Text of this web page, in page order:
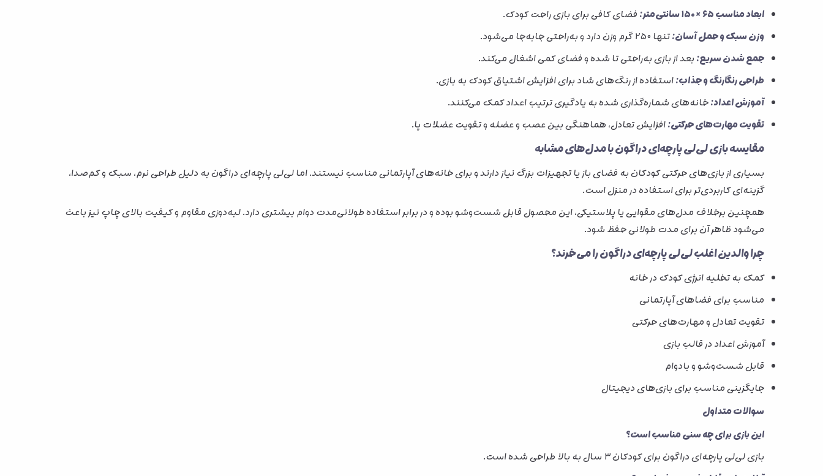
ابعاد مناسب ۶۵ × ۱۵۰ سانتی‌متر:
فضای کافی برای بازی راحت کودک.
وزن سبک و حمل آسان:تنها ۲۵۰ گرم وزن دارد و به‌راحتی جابه‌جا می‌شود.
جمع شدن سریع: بعد از بازی به‌راحتی تا شده و فضای کمی اشغال می‌کند.
طراحی رنگارنگ و جذاب:استفاده از رنگ‌های شاد برای افزایش اشتیاق کودک به بازی.
آموزش اعداد:خانه‌های شماره‌گذاری شده به یادگیری ترتیب اعداد کمک می‌کنند.
تقویت مهارت‌های حرکتی:افزایش تعادل، هماهنگی بین عصب و عضله و تقویت عضلات پا.
مقایسه بازی لی‌لی پارچه‌ای دراگون با مدل‌های مشابه
بسیاری از بازی‌های حرکتی کودکان به فضای باز یا تجهیزات بزرگ نیاز دارند و برای خانه‌های آپارتمانی مناسب نیستند. اما لی‌لی پارچه‌ای دراگون به دلیل طراحی نرم، سبک و کم‌صدا،
گزینه‌ای کاربردی‌تر برای استفاده در منزل است.
همچنین برخلاف مدل‌های مقوایی یا پلاستیکی، این محصول قابل شست‌وشو بوده و در برابر استفاده طولانی‌مدت دوام بیشتری دارد. لبه‌دوزی مقاوم و کیفیت بالای چاپ نیز باعث
می‌شود ظاهر آن برای مدت طولانی حفظ شود.
چرا والدین اغلب لی‌لی پارچه‌ای دراگون را می‌خرند؟
کمک به تخلیه انرژی کودک در خانه
مناسب برای فضاهای آپارتمانی
تقویت تعادل و مهارت‌های حرکتی
آموزش اعداد در قالب بازی
قابل شست‌وشو و بادوام
جایگزینی مناسب برای بازی‌های دیجیتال
سوالات متداول
این بازی برای چه سنی مناسب است؟
بازی لی‌لی پارچه‌ای دراگون برای کودکان ۳ سال به بالا طراحی شده است.